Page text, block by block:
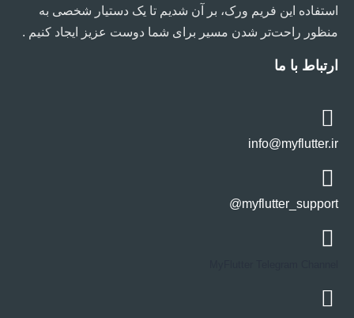
استفاده این فریم ورک، بر آن شدیم تا یک دستیار شخصی به
منظور راحت‌تر شدن مسیر برای شما دوست عزیز ایجاد کنیم .
ارتباط با ما
info@myflutter.ir
myflutter_support@